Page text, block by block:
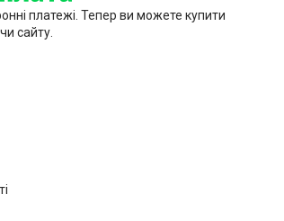
платежі. Тепер ви можете купити
сайту.